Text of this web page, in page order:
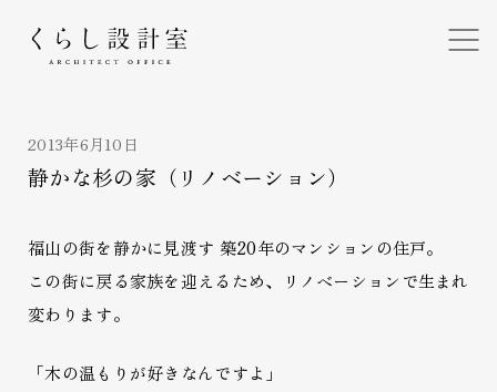
2013年6月10日
静かな杉の家（リノベーション）
福山の街を静かに見渡す 築20年のマンションの住戸。
この街に戻る家族を迎えるため、リノベーションで生まれ
変わります。
「木の温もりが好きなんですよ」